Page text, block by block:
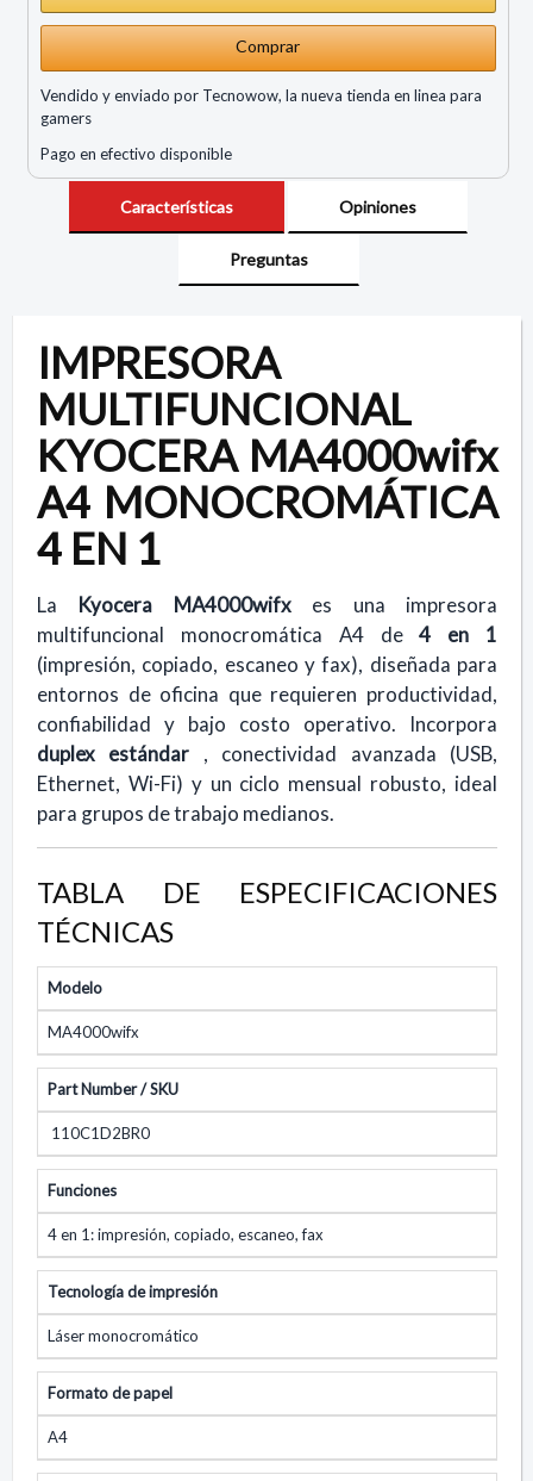
Comprar
Vendido y enviado por Tecnowow, la nueva tienda en linea para
gamers
Pago en efectivo disponible
Características Opiniones
Preguntas
IMPRESORA
MULTIFUNCIONAL
KYOCERA MA4000wifx
A4 MONOCROMÁTICA
4 EN 1
La Kyocera MA4000wifx es una impresora
multifuncional monocromática A4 de4 en 1
(impresión, copiado, escaneo y fax), diseñada para
entornos de oficina que requieren productividad,
confiabilidad y bajo costo operativo. Incorpora
duplex estándar , conectividad avanzada (USB,
Ethernet, Wi-Fi) y un ciclo mensual robusto, ideal
para grupos de trabajo medianos.
TABLA DE ESPECIFICACIONES
TÉCNICAS
Modelo
MA4000wifx
Part Number / SKU
110C1D2BR0
Funciones
4 en 1: impresión, copiado, escaneo, fax
Tecnología de impresión
Láser monocromático
Formato de papel
A4